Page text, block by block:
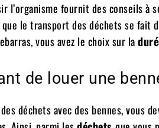
l’organisme fournit des conseils
le transport des déchets se fait
vous avez le choix sur la
de louer une
déchets avec des bennes, vous